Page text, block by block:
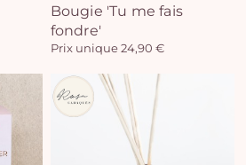
Bougie 'Tu me fais
fondre'
Prix unique 24,90 €